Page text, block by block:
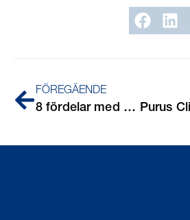
FÖREGÅENDE
8 fördelar med nya klinkerramen Purus Square 148 Tile Insert